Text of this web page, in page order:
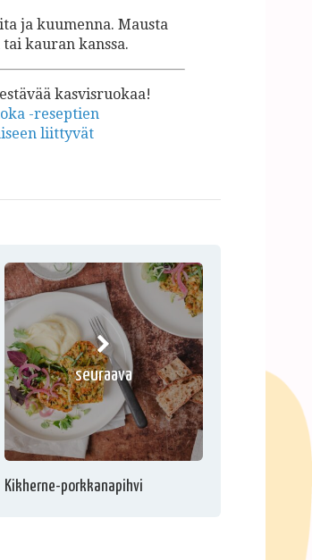
ja kuumenna. Mausta
kauran kanssa.
kasvisruokaa!
-reseptien
liittyvät
seuraava
Kikherne-porkkanapihvi